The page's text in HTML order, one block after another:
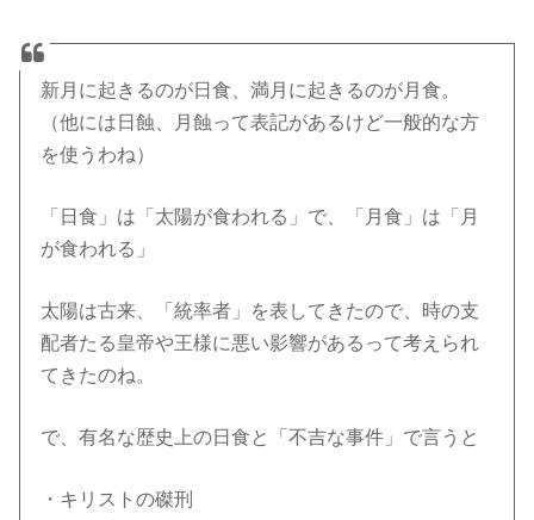
新月に起きるのが日食、満月に起きるのが月食。
（他には日蝕、月蝕って表記があるけど一般的な方
を使うわね）
「日食」は「太陽が食われる」で、「月食」は「月
が食われる」
太陽は古来、「統率者」を表してきたので、時の支
配者たる皇帝や王様に悪い影響があるって考えられ
てきたのね。
で、有名な歴史上の日食と「不吉な事件」で言うと
・キリストの磔刑